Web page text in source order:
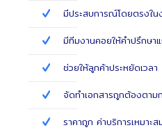
มีประสบการณ์โดยตรงใน
มีทีมงานคอยให้คำปรึกษา
ช่วยให้ลูกค้าประหยัดเวลา
จัดทำเอกสารถูกต้องตาม
ราคาถูก ค่าบริการเหมาะส